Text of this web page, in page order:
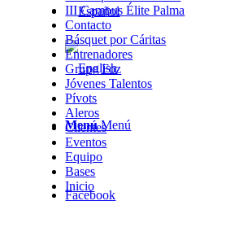
Menú Menú
Facebook
III Campus Élite Palma
Contacto
Básquet por Cáritas
Entrenadores
Grupo Foz
Jóvenes Talentos
Pívots
Aleros
Clientes
Eventos
Equipo
Bases
Inicio